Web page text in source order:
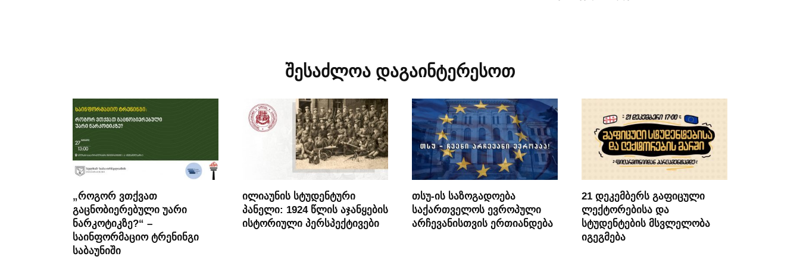
შესაძლოა დაგაინტერესოთ
„როგორ ვთქვათ
გაცნობიერებული უარი
ნარკოტიკზე?“ –
საინფორმაციო ტრენინგი
საბაუნიში
ილიაუნის სტუდენტური
პანელი: 1924 წლის აჯანყების
ისტორიული პერსპექტივები
თსუ-ის საზოგადოება
საქართველოს ევროპული
არჩევანისთვის ერთიანდება
21 დეკემბერს გაფიცული
ლექტორებისა და
სტუდენტების მსვლელობა
იგეგმება